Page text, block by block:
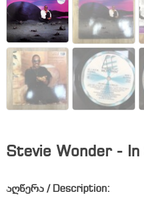
Stevie Wonder -
აღწერა / Description: